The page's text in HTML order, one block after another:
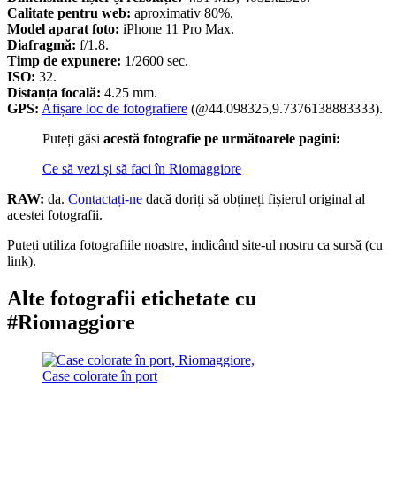
Calitate pentru web: aproximativ 80%.
Model aparat foto: iPhone 11 Pro Max.
Diafragmă: f/1.8.
Timp de expunere: 1/2600 sec.
ISO: 32.
Distanța focală: 4.25 mm.
GPS: Afișare loc de fotografiere (@44.098325,9.7376138883333).
Puteți găsi acestă fotografie pe următoarele pagini:
Ce să vezi și să faci în Riomaggiore
RAW: da. Contactați-ne dacă doriți să obțineți fișierul original al
acestei fotografii.
Puteți utiliza fotografiile noastre, indicând site-ul nostru ca sursă (cu
link).
Alte fotografii etichetate cu
#Riomaggiore
Case colorate în port